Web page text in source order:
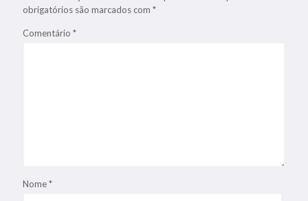
obrigatórios são marcados com *
Comentário *
Nome*